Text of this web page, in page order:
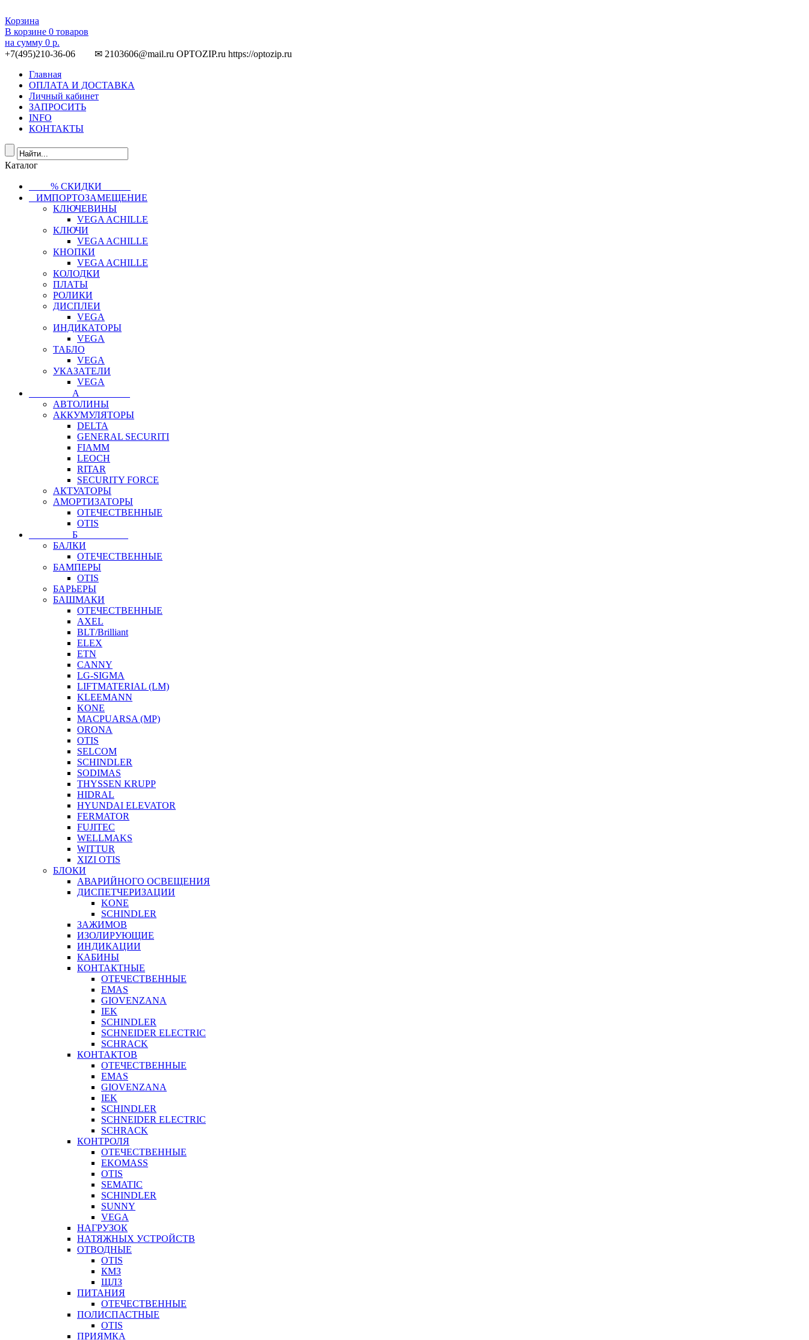
Корзина
В корзине 0 товаров
на сумму 0 р.
+7(495)210-36-06 ✉ 2103606@mail.ru OPTOZIP.ru https://optozip.ru
Главная
ОПЛАТА И ДОСТАВКА
Личный кабинет
ЗАПРОСИТЬ
INFO
КОНТАКТЫ
Каталог
⠀⠀⠀% СКИДКИ⠀⠀⠀⠀
⠀ИМПОРТОЗАМЕЩЕНИЕ
КЛЮЧЕВИНЫ
VEGA ACHILLE
КЛЮЧИ
VEGA ACHILLE
КНОПКИ
VEGA ACHILLE
КОЛОДКИ
ПЛАТЫ
РОЛИКИ
ДИСПЛЕИ
VEGA
ИНДИКАТОРЫ
VEGA
ТАБЛО
VEGA
УКАЗАТЕЛИ
VEGA
⠀⠀⠀⠀⠀⠀А⠀⠀⠀⠀⠀⠀⠀
АВТОЛИНЫ
АККУМУЛЯТОРЫ
DELTA
GENERAL SECURITI
FIAMM
LEOCH
RITAR
SECURITY FORCE
АКТУАТОРЫ
АМОРТИЗАТОРЫ
ОТЕЧЕСТВЕННЫЕ
OTIS
⠀⠀⠀⠀⠀⠀Б⠀⠀⠀⠀⠀⠀⠀
БАЛКИ
ОТЕЧЕСТВЕННЫЕ
БАМПЕРЫ
OTIS
БАРЬЕРЫ
БАШМАКИ
ОТЕЧЕСТВЕННЫЕ
AXEL
BLT/Brilliant
ELEX
ETN
CANNY
LG-SIGMA
LIFTMATERIAL (LM)
KLEEMANN
KONE
MACPUARSA (MP)
ORONA
OTIS
SELCOM
SCHINDLER
SODIMAS
THYSSEN KRUPP
HIDRAL
HYUNDAI ELEVATOR
FERMATOR
FUJITEC
WELLMAKS
WITTUR
XIZI OTIS
БЛОКИ
АВАРИЙНОГО ОСВЕЩЕНИЯ
ДИСПЕТЧЕРИЗАЦИИ
KONE
SCHINDLER
ЗАЖИМОВ
ИЗОЛИРУЮЩИЕ
ИНДИКАЦИИ
КАБИНЫ
КОНТАКТНЫЕ
ОТЕЧЕСТВЕННЫЕ
EMAS
GIOVENZANA
IEK
SCHINDLER
SCHNEIDER ELECTRIC
SCHRACK
КОНТАКТОВ
ОТЕЧЕСТВЕННЫЕ
EMAS
GIOVENZANA
IEK
SCHINDLER
SCHNEIDER ELECTRIC
SCHRACK
КОНТРОЛЯ
ОТЕЧЕСТВЕННЫЕ
EKOMASS
OTIS
SEMATIC
SCHINDLER
SUNNY
VEGA
НАГРУЗОК
НАТЯЖНЫХ УСТРОЙСТВ
ОТВОДНЫЕ
OTIS
КМЗ
ЩЛЗ
ПИТАНИЯ
ОТЕЧЕСТВЕННЫЕ
ПОЛИСПАСТНЫЕ
OTIS
ПРИЯМКА